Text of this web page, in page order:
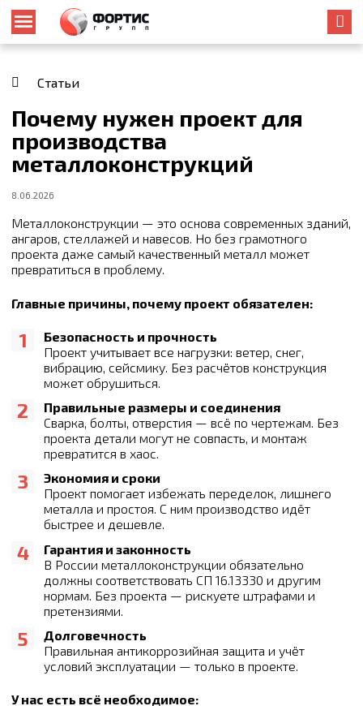
Статьи
Почему нужен проект для
производства
металлоконструкций
8.06.2026
Металлоконструкции — это основа современных зданий,
ангаров, стеллажей и навесов. Но без грамотного
проекта даже самый качественный металл может
превратиться в проблему.
Главные причины, почему проект обязателен:
Безопасность и прочность
Проект учитывает все нагрузки: ветер, снег,
вибрацию, сейсмику. Без расчётов конструкция
может обрушиться.
Правильные размеры и соединения
Сварка, болты, отверстия — всё по чертежам. Без
проекта детали могут не совпасть, и монтаж
превратится в хаос.
Экономия и сроки
Проект помогает избежать переделок, лишнего
металла и простоя. С ним производство идёт
быстрее и дешевле.
Гарантия и законность
В России металлоконструкции обязательно
должны соответствовать СП 16.13330 и другим
нормам. Без проекта — рискуете штрафами и
претензиями.
Долговечность
Правильная антикоррозийная защита и учёт
условий эксплуатации — только в проекте.
У нас есть всё необходимое: